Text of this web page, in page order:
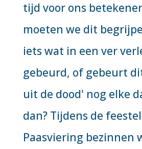
tijd voor ons
moeten we dit
iets wat in een ver
gebeurd, of gebeurt
uit de dood' nog elke
dan? Tijdens de
Paasviering bezinnen